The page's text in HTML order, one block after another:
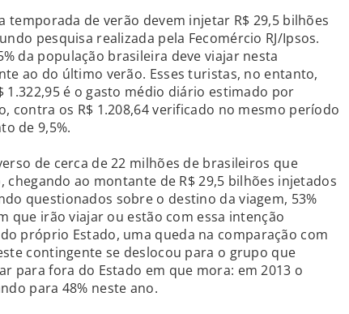
temporada de verão devem injetar R$ 29,5 bilhões
pesquisa realizada pela Fecomércio RJ/Ipsos.
da população brasileira deve viajar nesta
ao do último verão. Esses turistas, no entanto,
1.322,95 é o gasto médio diário estimado por
contra os R$ 1.208,64 verificado no mesmo período
de 9,5%.
de cerca de 22 milhões de brasileiros que
chegando ao montante de R$ 29,5 bilhões injetados
questionados sobre o destino da viagem, 53%
que irão viajar ou estão com essa intenção
próprio Estado, uma queda na comparação com
contingente se deslocou para o grupo que
para fora do Estado em que mora: em 2013 o
para 48% neste ano.